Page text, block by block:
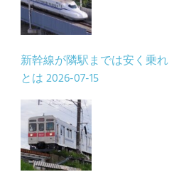
新幹線が隣駅までは安く乗
とは2026-07-15